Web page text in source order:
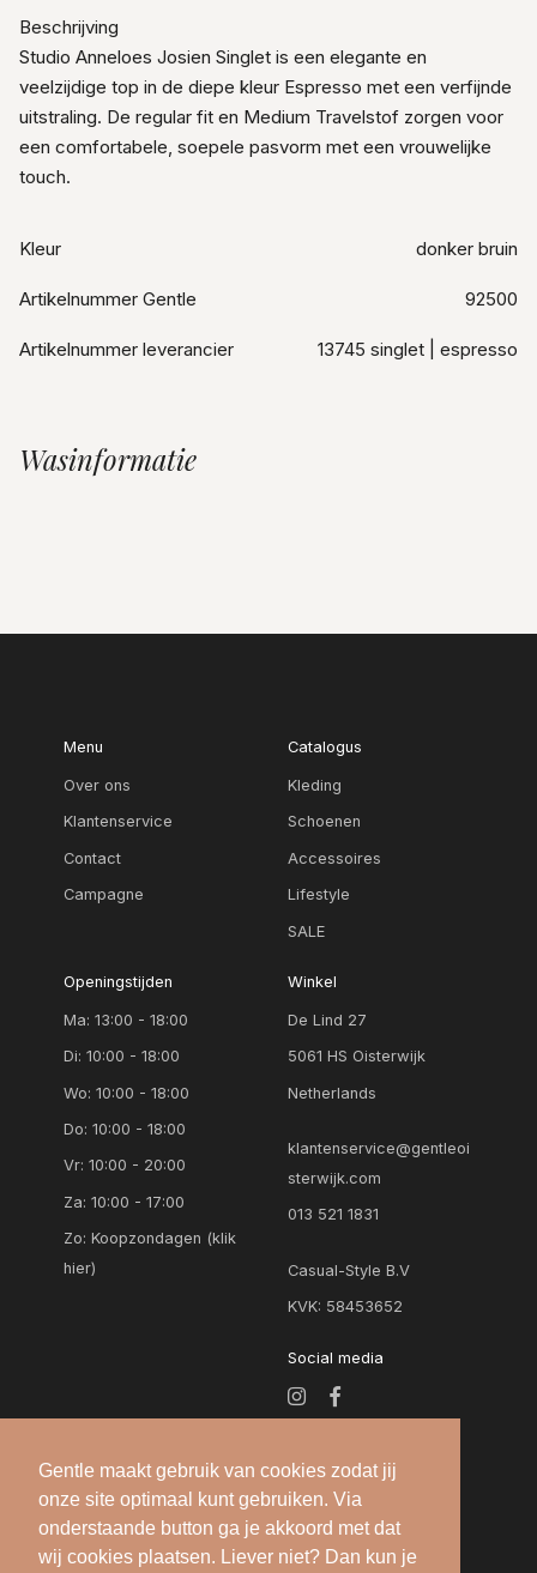
Gentle maakt gebruik van cookies zodat jij
onze site optimaal kunt gebruiken. Via
onderstaande button ga je akkoord met dat
wij cookies plaatsen. Liever niet? Dan kun je
Beschrijving
Studio Anneloes Josien Singlet is een elegante en
veelzijdige top in de diepe kleur Espresso met een verfijnde
uitstraling. De regular fit en Medium Travelstof zorgen voor
een comfortabele, soepele pasvorm met een vrouwelijke
touch.
Kleur donker bruin
Artikelnummer Gentle 92500
Artikelnummer leverancier 13745 singlet | espresso
Wasinformatie
Menu
Over ons
Klantenservice
Contact
Campagne
Catalogus
Kleding
Schoenen
Accessoires
Lifestyle
SALE
Openingstijden
Ma: 13:00 - 18:00
Di: 10:00 - 18:00
Wo: 10:00 - 18:00
Do: 10:00 - 18:00
Vr: 10:00 - 20:00
Za: 10:00 - 17:00
Zo:Koopzondagen (klik
hier)
Winkel
De Lind 27
5061 HS Oisterwijk
Netherlands
klantenservice@gentleoi
sterwijk.com
013 521 1831
Casual-Style B.V
KVK: 58453652
Social media